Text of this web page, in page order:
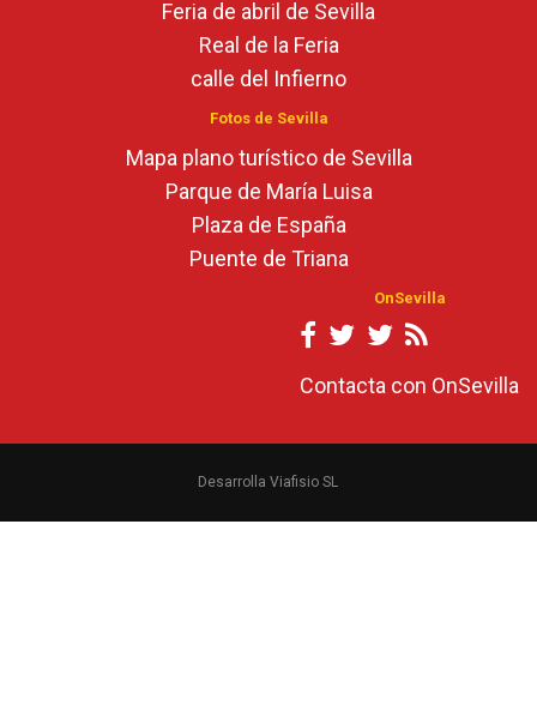
Feria de abril de Sevilla
Real de la Feria
calle del Infierno
Fotos de Sevilla
Mapa plano turístico de Sevilla
Parque de María Luisa
Plaza de España
Puente de Triana
OnSevilla
Contacta con OnSevilla
Desarrolla Viafisio SL